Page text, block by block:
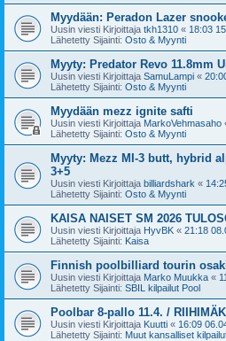
Myydään: Peradon Lazer
Uusin viesti Kirjoittaja tkh1310 « 18:03
Lähetetty Sijainti: Osto & Myynti
Myyty: Predator Revo 11.8mm
Uusin viesti Kirjoittaja SamuLampi «
Lähetetty Sijainti: Osto & Myynti
Myydään mezz ignite safti
Uusin viesti Kirjoittaja MarkoVehmasaho
Lähetetty Sijainti: Osto & Myynti
Myyty: Mezz MI-3 butt, hybrid
3+5
Uusin viesti Kirjoittaja billiardshark «
Lähetetty Sijainti: Osto & Myynti
KAISA NAISET SM 2026
Uusin viesti Kirjoittaja HyvBK « 21:18
Lähetetty Sijainti: Kaisa
Finnish poolbilliard tourin
Uusin viesti Kirjoittaja Marko Muukka «
Lähetetty Sijainti: SBIL kilpailut Pool
Poolbar 8-pallo 11.4. /
Uusin viesti Kirjoittaja Kuutti « 16:09
Lähetetty Sijainti: Muut kansalliset